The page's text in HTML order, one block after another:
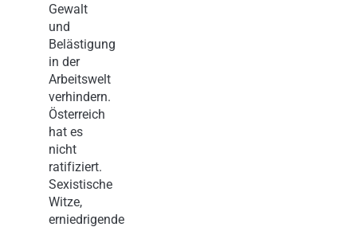
Gewalt
und
Belästigung
in der
Arbeitswelt
verhindern.
Österreich
hat es
nicht
ratifiziert.
Sexistische
Witze,
erniedrigende